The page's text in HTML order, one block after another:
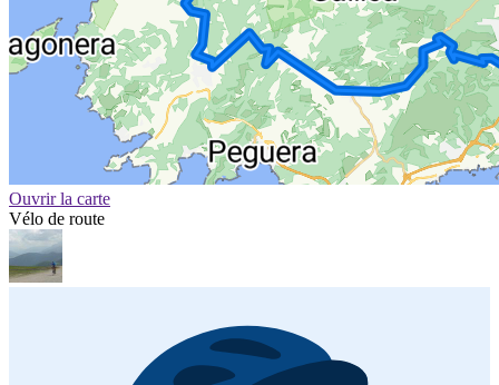
Ouvrir la carte
Vélo de route